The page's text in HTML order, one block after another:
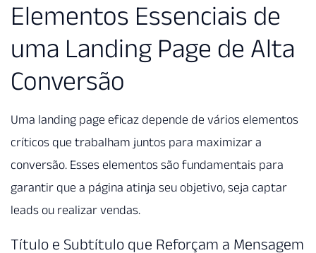
Elementos Essenciais de
uma Landing Page de Alta
Conversão
Uma landing page eficaz depende de vários elementos
críticos que trabalham juntos para maximizar a
conversão. Esses elementos são fundamentais para
garantir que a página atinja seu objetivo, seja captar
leads ou realizar vendas.
Título e Subtítulo que Reforçam a Mensagem